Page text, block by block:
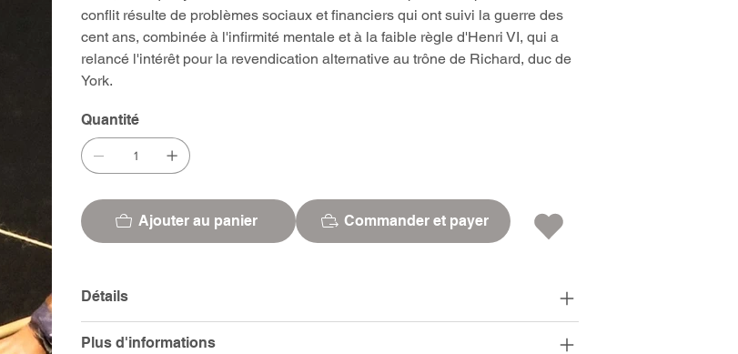
conflit résulte de problèmes sociaux et financiers qui ont suivi la guerre des
cent ans, combinée à l'infirmité mentale et à la faible règle d'Henri VI, qui a
relancé l'intérêt pour la revendication alternative au trône de Richard, duc de
York.
Quantité
Ajouter au panier Commander et payer
Détails
Plus d'informations